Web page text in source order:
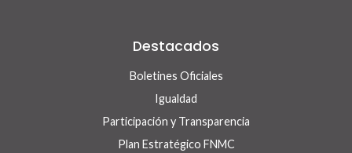
Destacados
Boletines Oficiales
Igualdad
Participación y Transparencia
Plan Estratégico FNMC